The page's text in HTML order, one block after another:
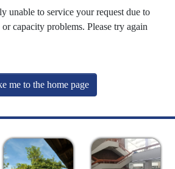
unable to service your request due to
capacity problems. Please try again
me to the home page